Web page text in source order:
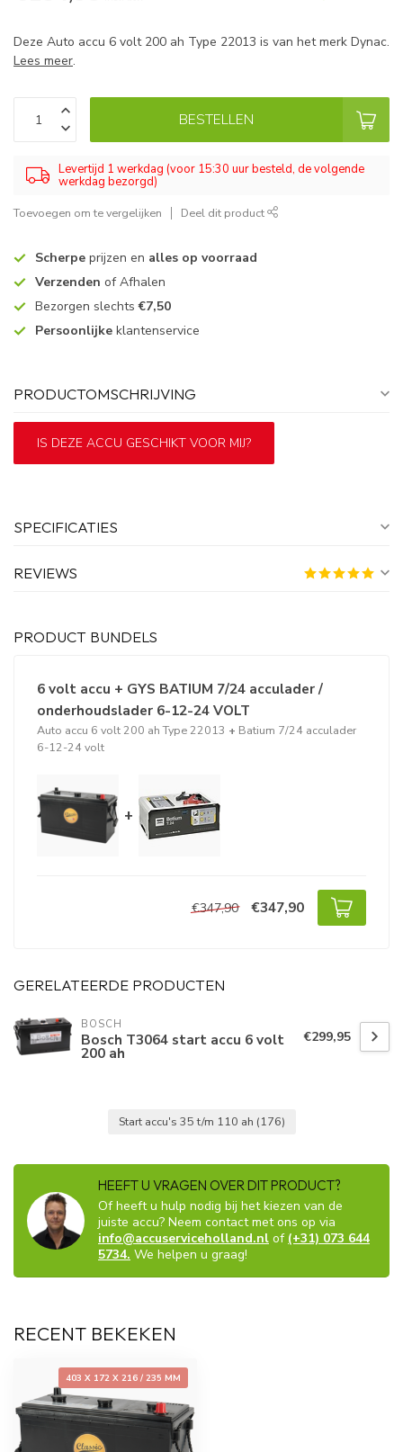
Deze Auto accu 6 volt 200 ah Type 22013 is van het merk Dynac.
Lees meer.
BESTELLEN
Levertijd 1 werkdag (voor 15:30 uur besteld, de volgende
werkdag bezorgd)
Toevoegen om te vergelijken Deel dit product
Scherpe prijzen en alles op voorraad
Verzenden of Afhalen
Bezorgen slechts€7,50
Persoonlijke klantenservice
PRODUCTOMSCHRIJVING
IS DEZE ACCU GESCHIKT VOOR MIJ?
SPECIFICATIES
REVIEWS
PRODUCT BUNDELS
6 volt accu + GYS BATIUM 7/24 acculader /
onderhoudslader 6-12-24 VOLT
Auto accu 6 volt 200 ah Type 22013 + Batium 7/24 acculader
6-12-24 volt
+
€347,90 €347,90
GERELATEERDE PRODUCTEN
BOSCH
Bosch T3064 start accu 6 volt
200 ah
€299,95
Start accu's 35 t/m 110 ah (176)
HEEFT U VRAGEN OVER DIT PRODUCT?
Of heeft u hulp nodig bij het kiezen van de
juiste accu? Neem contact met ons op via
info@accuserviceholland.nl of (+31) 073 644
5734. We helpen u graag!
RECENT BEKEKEN
403 X 172 X 216 / 235 MM